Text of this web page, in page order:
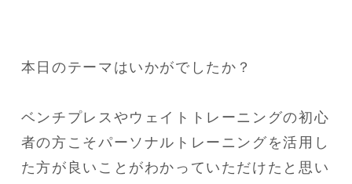
本日のテーマはいかがでしたか？
ベンチプレスやウェイトトレーニングの初心
者の方こそパーソナルトレーニングを活用し
た方が良いことがわかっていただけたと思い